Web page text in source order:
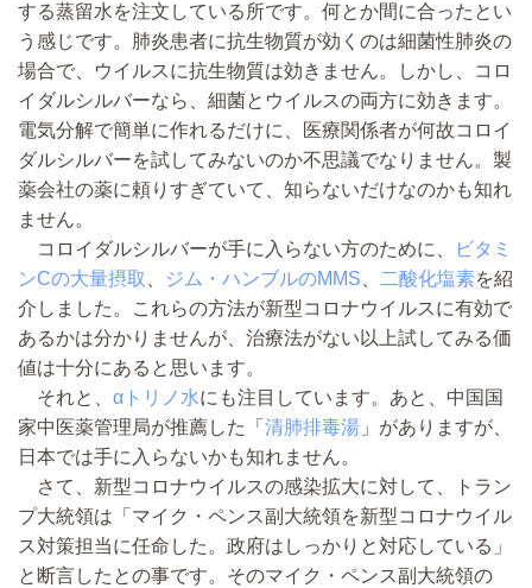
する蒸留水を注文している所です。何とか間に合ったとい
う感じです。肺炎患者に抗生物質が効くのは細菌性肺炎の
場合で、ウイルスに抗生物質は効きません。しかし、コロ
イダルシルバーなら、細菌とウイルスの両方に効きます。
電気分解で簡単に作れるだけに、医療関係者が何故コロイ
ダルシルバーを試してみないのか不思議でなりません。製
薬会社の薬に頼りすぎていて、知らないだけなのかも知れ
ません。
コロイダルシルバーが手に入らない方のために、
ビタミ
ンCの大量摂取
ジム・ハンブルのMMS 二酸化塩素を紹
介しました。これらの方法が新型コロナウイルスに有効で
あるかは分かりませんが、治療法がない以上試してみる価
値は十分にあると思います。
それと、 αトリノ水にも注目しています。あと、中国国
家中医薬管理局が推薦した「 清肺排毒湯 」がありますが、
日本では手に入らないかも知れません。
さて、新型コロナウイルスの感染拡大に対して、トラン
プ大統領は「マイク・ペンス副大統領を新型コロナウイル
ス対策担当に任命した。政府はしっかりと対応している」
と断言したとの事です。そのマイク・ペンス副大統領の